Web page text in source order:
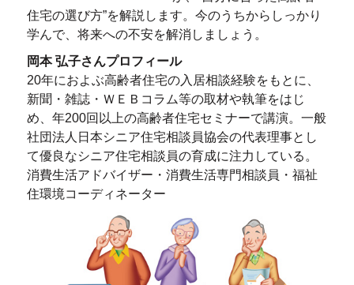
住宅の選び方”を解説します。今のうちからしっかり
学んで、将来への不安を解消しましょう。
岡本 弘子さんプロフィール
20年におよぶ高齢者住宅の入居相談経験をもとに、
新聞・雑誌・ＷＥＢコラム等の取材や執筆をはじ
め、年200回以上の高齢者住宅セミナーで講演。一般
社団法人日本シニア住宅相談員協会の代表理事とし
て優良なシニア住宅相談員の育成に注力している。
消費生活アドバイザー・消費生活専門相談員・福祉
住環境コーディネーター